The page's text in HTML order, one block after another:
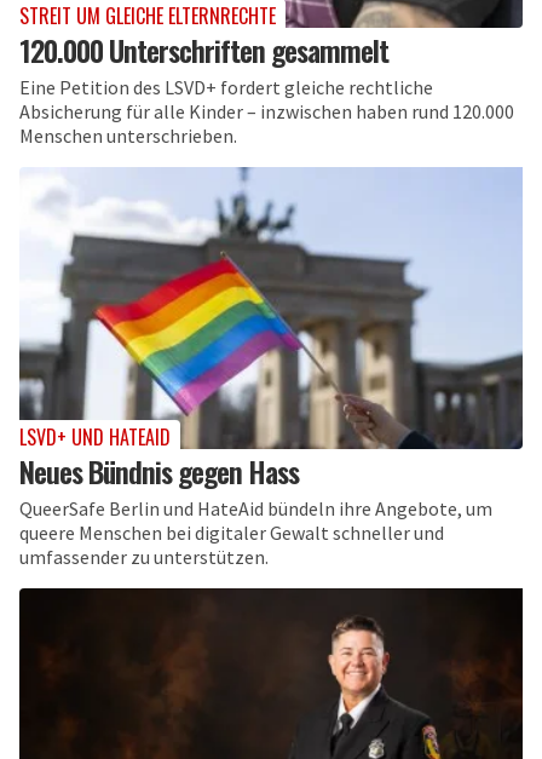
STREIT UM GLEICHE ELTERNRECHTE
120.000 Unterschriften gesammelt
Eine Petition des LSVD+ fordert gleiche rechtliche
Absicherung für alle Kinder – inzwischen haben rund 120.000
Menschen unterschrieben.
LSVD+ UND HATEAID
Neues Bündnis gegen Hass
QueerSafe Berlin und HateAid bündeln ihre Angebote, um
queere Menschen bei digitaler Gewalt schneller und
umfassender zu unterstützen.